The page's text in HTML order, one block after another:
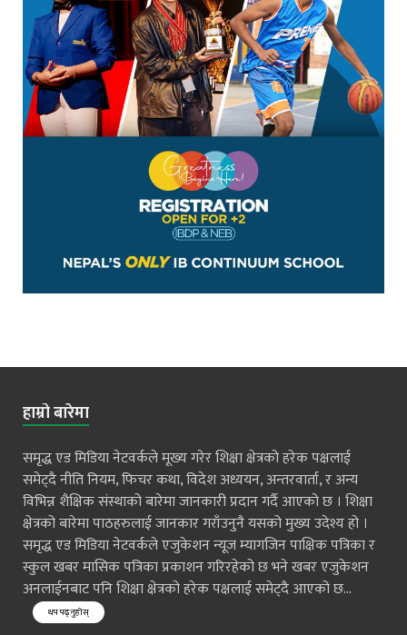
हाम्रो बारेमा
समृद्ध एड मिडिया नेटवर्कले मूख्य गरेर शिक्षा क्षेत्रको हरेक पक्षलाई
समेट्दै नीति नियम, फिचर कथा, विदेश अध्ययन, अन्तरवार्ता, र अन्य
विभिन्न शैक्षिक संस्थाको बारेमा जानकारी प्रदान गर्दै आएको छ । शिक्षा
क्षेत्रको बारेमा पाठहरुलाई जानकार गराँउनुनै यसको मुख्य उदेश्य हो ।
समृद्ध एड मिडिया नेटवर्कले एजुकेशन न्यूज म्यागजिन पाक्षिक पत्रिका र
स्कुल खबर मासिक पत्रिका प्रकाशन गरिरहेको छ भने खबर एजुकेशन
अनलाईनबाट पनि शिक्षा क्षेत्रको हरेक पक्षलाई समेट्दै आएको छ...
थप पढ्नुहोस्